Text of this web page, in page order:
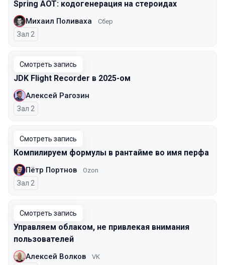
Spring AOT: кодогенерация на стероидах
Михаил Поливаха Сбер
Зал 2
Смотреть запись
JDK Flight Recorder в 2025-ом
Алексей Рагозин
Зал 2
Смотреть запись
Компилируем формулы в рантайме во имя перфа
Пётр Портнов Ozon
Зал 2
Смотреть запись
Управляем облаком, не привлекая внимания
пользователей
Алексей Волков VK